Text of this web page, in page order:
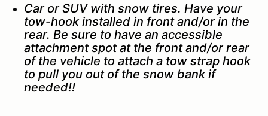
Car or SUV with snow tires. Have your
tow-hook installed in front and/or in the
rear. Be sure to have an accessible
attachment spot at the front and/or rear
of the vehicle to attach a tow strap hook
to pull you out of the snow bank if
needed!!